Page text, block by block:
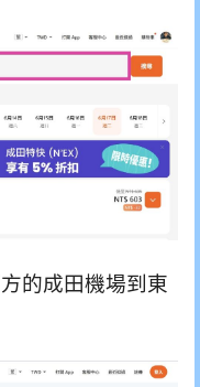
的成田機場到東